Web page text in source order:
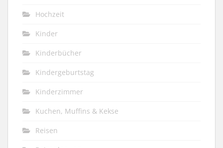
Hochzeit
Kinder
Kinderbücher
Kindergeburtstag
Kinderzimmer
Kuchen, Muffins & Kekse
Reisen